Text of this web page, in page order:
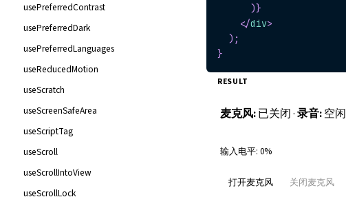
usePreferredContrast
usePreferredDark
usePreferredLanguages
useReducedMotion
useScratch
useScreenSafeArea
useScriptTag
useScroll
useScrollIntoView
useScrollLock
)}
</div>
) ;
}
RESULT
麦克风:已关闭·录音:空闲
输入电平: 0%
打开麦克风 关闭麦克风